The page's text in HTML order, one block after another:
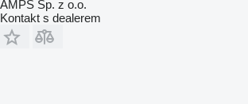
AMPS Sp. z o.o.
Kontakt s dealerem